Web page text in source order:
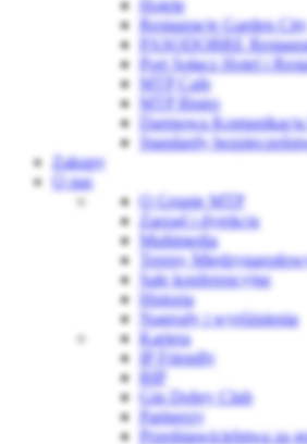
Hotele
Restauracje Garden City
PASODOBRE
Port Sołacz Hotel i
MTP Cafe
MTP Bistro
Darmowa
Standardy
Zakupy
O nas
O Grupie MTP
Zarząd i dyrekcja
Multimedia
Tereny
Sale konferencyjne
Historia
Nagrody i wyróżnienia
Kariera
IP Friendly
BIP
Gin Dobry Club
Partnerzy
Przedstawicielstwa za